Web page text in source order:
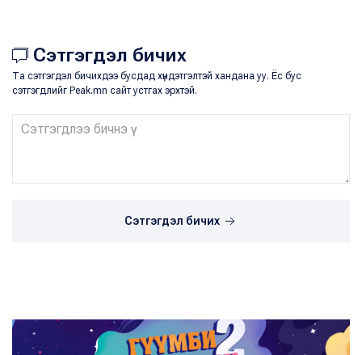
Сэтгэгдэл бичих
Та сэтгэгдэл бичихдээ бусдад хүндэтгэлтэй хандана уу. Ёс бус
сэтгэгдлийг Peak.mn сайт устгах эрхтэй.
Сэтгэгдэл бичих